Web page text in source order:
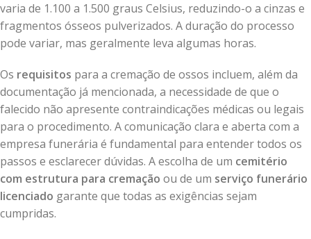
varia de 1.100 a 1.500 graus Celsius, reduzindo-o a cinzas e
fragmentos ósseos pulverizados. A duração do processo
pode variar, mas geralmente leva algumas horas.
Os requisitos para a cremação de ossos incluem, além da
documentação já mencionada, a necessidade de que o
falecido não apresente contraindicações médicas ou legais
para o procedimento. A comunicação clara e aberta com a
empresa funerária é fundamental para entender todos os
passos e esclarecer dúvidas. A escolha de um cemitério
com estrutura para cremação ou de um serviço funerário
licenciado garante que todas as exigências sejam
cumpridas.